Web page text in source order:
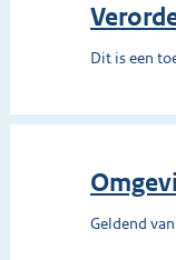
Dit is een
Geldend